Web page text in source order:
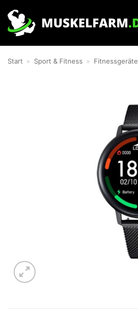
Inhalt
springen
Start » Sport & Fitness » Fitnessgeräte